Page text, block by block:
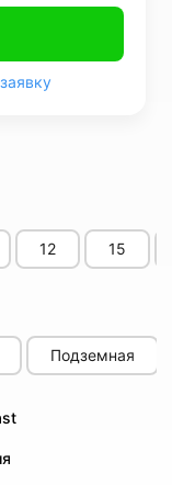
12 15
Подземная